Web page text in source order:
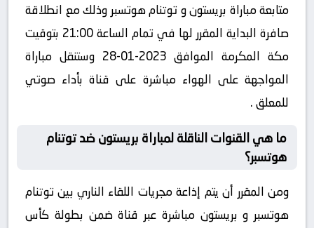
متابعة مباراة بريستون و توتنام هوتسبر وذلك مع انطلاقة
صافرة البداية المقرر لها في تمام الساعة 21:00 بتوقيت
مكة المكرمة الموافق 2023-01-28 وستنقل مباراة
المواجهة على الهواء مباشرة على قناة بأداء صوتي
للمعلق .
ما هي القنوات الناقلة لمباراة بريستون ضد توتنام
هوتسبر؟
ومن المقرر أن يتم إذاعة مجريات اللقاء الناري بين توتنام
هوتسبر و بريستون مباشرة عبر قناة ضمن بطولة كأس